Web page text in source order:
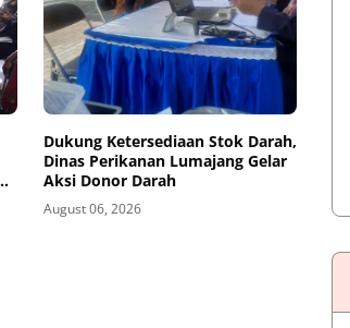
Dukung Ketersediaan Stok Darah,
Dinas Perikanan Lumajang Gelar
Aksi Donor Darah
August 06, 2026